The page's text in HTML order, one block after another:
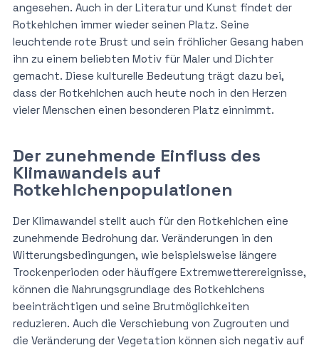
angesehen. Auch in der Literatur und Kunst findet der
Rotkehlchen immer wieder seinen Platz. Seine
leuchtende rote Brust und sein fröhlicher Gesang haben
ihn zu einem beliebten Motiv für Maler und Dichter
gemacht. Diese kulturelle Bedeutung trägt dazu bei,
dass der Rotkehlchen auch heute noch in den Herzen
vieler Menschen einen besonderen Platz einnimmt.
Der zunehmende Einfluss des
Klimawandels auf
Rotkehlchenpopulationen
Der Klimawandel stellt auch für den Rotkehlchen eine
zunehmende Bedrohung dar. Veränderungen in den
Witterungsbedingungen, wie beispielsweise längere
Trockenperioden oder häufigere Extremwetterereignisse,
können die Nahrungsgrundlage des Rotkehlchens
beeinträchtigen und seine Brutmöglichkeiten
reduzieren. Auch die Verschiebung von Zugrouten und
die Veränderung der Vegetation können sich negativ auf